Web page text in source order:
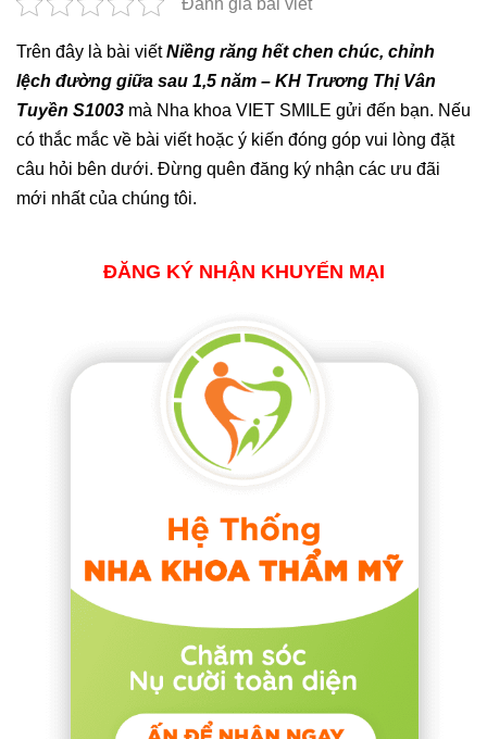
Đánh giá bài viết
Trên đây là bài viếtNiềng răng hết chen chúc, chỉnh
lệch đường giữa sau 1,5 năm – KH Trương Thị Vân
Tuyền S1003 mà Nha khoa VIET SMILE gửi đến bạn. Nếu
có thắc mắc về bài viết hoặc ý kiến đóng góp vui lòng đặt
câu hỏi bên dưới. Đừng quên đăng ký nhận các ưu đãi
mới nhất của chúng tôi.
ĐĂNG KÝ NHẬN KHUYẾN MẠI